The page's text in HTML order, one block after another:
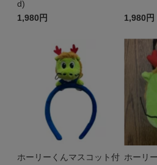
d)
1,980円
1,980円
ホーリーくんマスコット付 ホーリ